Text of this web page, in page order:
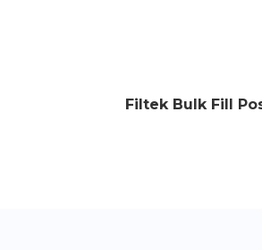
Filtek Bulk Fill